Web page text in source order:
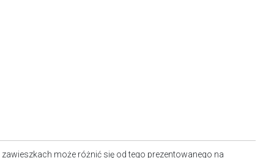
może różnić się od tego prezentowanego na